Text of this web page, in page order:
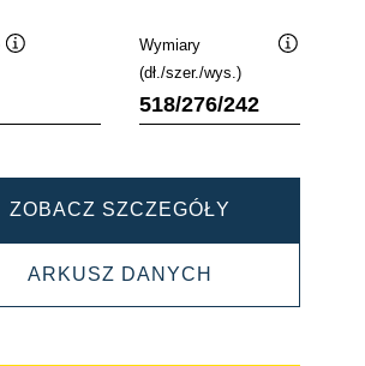
Wymiary
(dł./szer./wys.)
518/276/242
ZOBACZ SZCZEGÓŁY
EFB
ARKUSZ DANYCH
EFB